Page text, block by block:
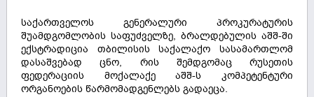
საქართველოს გენერალური პროკურატურის
შუამდგომლობის საფუძველზე, ბრალდებულის აშშ-ში
ექსტრადიცია თბილისის საქალაქო სასამართლომ
დასაშვებად ცნო, რის შემდგომაც რუსეთის
ფედერაციის მოქალაქე აშშ-ს კომპეტენტური
ორგანოების წარმომადგენლებს გადაეცა.